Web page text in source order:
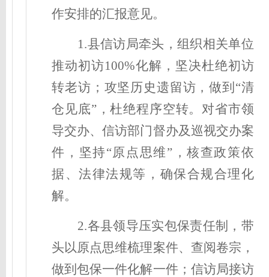
作安排的汇报意见。
1.县信访局牵头，组织相关单位
推动初访100%化解，坚决杜绝初访
转老访；攻坚历史遗留访，做到“清
仓见底”，杜绝程序空转。对省市领
导交办、信访部门督办及巡视交办案
件，坚持“原点思维”，核查政策依
据、法律法规等，确保合规合理化
解。
2.各县领导压实包保责任制，带
头以原点思维梳理案件、查阅卷宗，
做到包保一件化解一件；信访局接访